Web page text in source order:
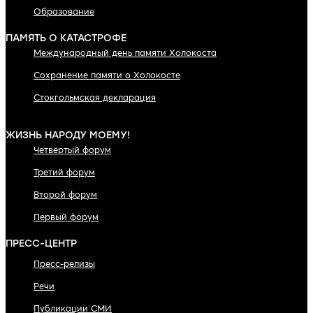
Образование
ПАМЯТЬ О КАТАСТРОФЕ
Международный день памяти Холокоста
Сохранение памяти о Холокосте
Стокгольмская декларация
ЖИЗНЬ НАРОДУ МОЕМУ!
Четвёртый форум
Третий форум
Второй форум
Первый форум
ПРЕСС-ЦЕНТР
Пресс-релизы
Речи
Публикации СМИ